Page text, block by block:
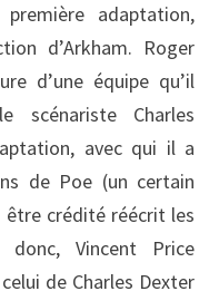
adaptation,
d’Arkham. Roger
d’une équipe qu’il
scénariste Charles
avec qui il a
de Poe (un certain
être crédité réécrit les
donc, Vincent Price
de Charles Dexter